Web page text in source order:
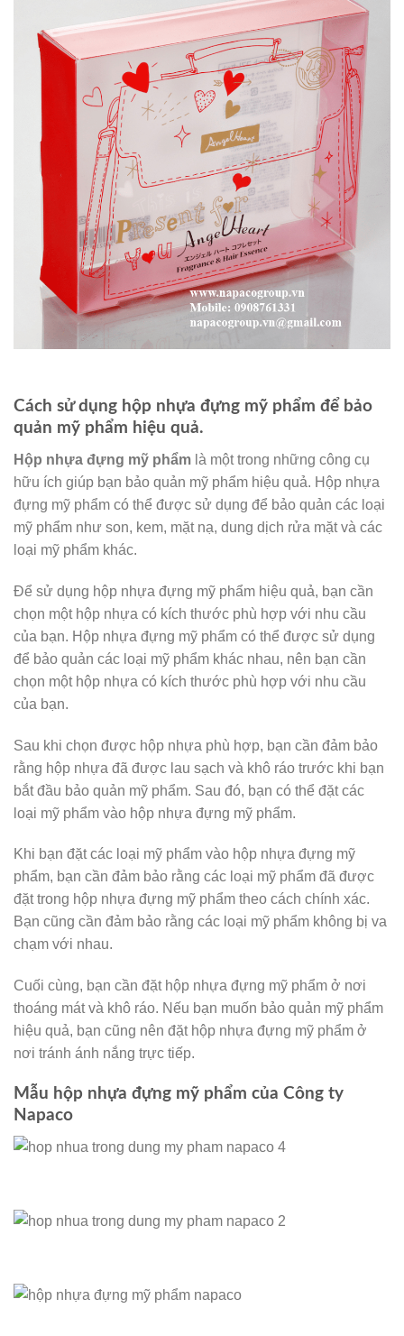
Cách sử dụng hộp nhựa đựng mỹ phẩm để bảo
quản mỹ phẩm hiệu quả.
Hộp nhựa đựng mỹ phẩm là một trong những công cụ
hữu ích giúp bạn bảo quản mỹ phẩm hiệu quả. Hộp nhựa
đựng mỹ phẩm có thể được sử dụng để bảo quản các loại
mỹ phẩm như son, kem, mặt nạ, dung dịch rửa mặt và các
loại mỹ phẩm khác.
Để sử dụng hộp nhựa đựng mỹ phẩm hiệu quả, bạn cần
chọn một hộp nhựa có kích thước phù hợp với nhu cầu
của bạn. Hộp nhựa đựng mỹ phẩm có thể được sử dụng
để bảo quản các loại mỹ phẩm khác nhau, nên bạn cần
chọn một hộp nhựa có kích thước phù hợp với nhu cầu
của bạn.
Sau khi chọn được hộp nhựa phù hợp, bạn cần đảm bảo
rằng hộp nhựa đã được lau sạch và khô ráo trước khi bạn
bắt đầu bảo quản mỹ phẩm. Sau đó, bạn có thể đặt các
loại mỹ phẩm vào hộp nhựa đựng mỹ phẩm.
Khi bạn đặt các loại mỹ phẩm vào hộp nhựa đựng mỹ
phẩm, bạn cần đảm bảo rằng các loại mỹ phẩm đã được
đặt trong hộp nhựa đựng mỹ phẩm theo cách chính xác.
Bạn cũng cần đảm bảo rằng các loại mỹ phẩm không bị va
chạm với nhau.
Cuối cùng, bạn cần đặt hộp nhựa đựng mỹ phẩm ở nơi
thoáng mát và khô ráo. Nếu bạn muốn bảo quản mỹ phẩm
hiệu quả, bạn cũng nên đặt hộp nhựa đựng mỹ phẩm ở
nơi tránh ánh nắng trực tiếp.
Mẫu hộp nhựa đựng mỹ phẩm của Công ty
Napaco